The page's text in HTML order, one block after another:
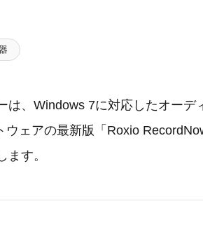
は、Windows 7に対応したオーデ
ウェアの最新版「Roxio
ます。